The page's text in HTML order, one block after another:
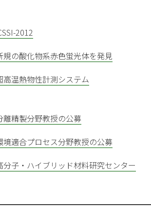
2012
の酸化物系赤色蛍光体を発見
温熱物性計測システム
精製分野教授の公募
適合プロセス分野教授の公募
子・ハイブリッド材料研究センター